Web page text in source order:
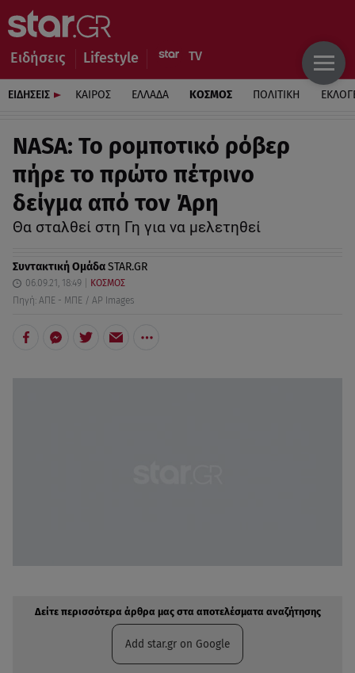
Ειδήσεις Lifestyle
ΕΙΔΗΣΕΙΣ ΚΑΙΡΟΣ ΕΛΛΑΔΑ ΚΟΣΜΟΣ ΠΟΛΙΤΙΚΗ
NASA: Το ρομποτικό ρόβερ
πήρε το πρώτο πέτρινο
δείγμα από τον Άρη
Θα σταλθεί στη Γη για να μελετηθεί
Συντακτική ΟμάδαSTAR.GR
06.09.21, 18:49
ΚΟΣΜΟΣ
Πηγή: ΑΠΕ - ΜΠΕ / AP Images
Δείτε περισσότερα άρθρα μας στα αποτελέσματα αναζήτησης
Add star.gr on Google